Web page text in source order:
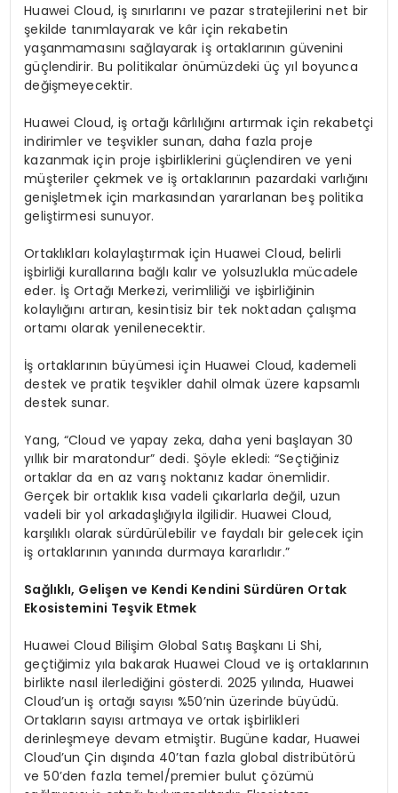
Huawei Cloud, iş sınırlarını ve pazar stratejilerini net bir
şekilde tanımlayarak ve kâr için rekabetin
yaşanmamasını sağlayarak iş ortaklarının güvenini
güçlendirir. Bu politikalar önümüzdeki üç yıl boyunca
değişmeyecektir.
Huawei Cloud, iş ortağı kârlılığını artırmak için rekabetçi
indirimler ve teşvikler sunan, daha fazla proje
kazanmak için proje işbirliklerini güçlendiren ve yeni
müşteriler çekmek ve iş ortaklarının pazardaki varlığını
genişletmek için markasından yararlanan beş politika
geliştirmesi sunuyor.
Ortaklıkları kolaylaştırmak için Huawei Cloud, belirli
işbirliği kurallarına bağlı kalır ve yolsuzlukla mücadele
eder. İş Ortağı Merkezi, verimliliği ve işbirliğinin
kolaylığını artıran, kesintisiz bir tek noktadan çalışma
ortamı olarak yenilenecektir.
İş ortaklarının büyümesi için Huawei Cloud, kademeli
destek ve pratik teşvikler dahil olmak üzere kapsamlı
destek sunar.
Yang, “Cloud ve yapay zeka, daha yeni başlayan 30
yıllık bir maratondur” dedi. Şöyle ekledi: “Seçtiğiniz
ortaklar da en az varış noktanız kadar önemlidir.
Gerçek bir ortaklık kısa vadeli çıkarlarla değil, uzun
vadeli bir yol arkadaşlığıyla ilgilidir. Huawei Cloud,
karşılıklı olarak sürdürülebilir ve faydalı bir gelecek için
iş ortaklarının yanında durmaya kararlıdır.”
Sağlıklı, Gelişen ve Kendi Kendini Sürdüren Ortak
Ekosistemini Teşvik Etmek
Huawei Cloud Bilişim Global Satış Başkanı Li Shi,
geçtiğimiz yıla bakarak Huawei Cloud ve iş ortaklarının
birlikte nasıl ilerlediğini gösterdi. 2025 yılında, Huawei
Cloud’un iş ortağı sayısı %50’nin üzerinde büyüdü.
Ortakların sayısı artmaya ve ortak işbirlikleri
derinleşmeye devam etmiştir. Bugüne kadar, Huawei
Cloud’un Çin dışında 40’tan fazla global distribütörü
ve 50’den fazla temel/premier bulut çözümü